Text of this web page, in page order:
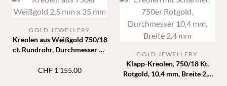
Kreolen aus Weißgold 750/18
ct. Rundrohr, Durchmesser 40
GOLD JEWELLERY
CHF 1'155.00
Klapp-Kreolen, 750/18 Kt.
Rotgold, 10,4 mm, Breite 2,4
GOLD JEWELLERY